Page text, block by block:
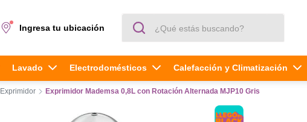
Ingresa tu ubicación
Lavado Electrodomésticos Calefacción y Climatización
Exprimidor Exprimidor Mademsa 0,8L con Rotación Alternada MJP10 Gris